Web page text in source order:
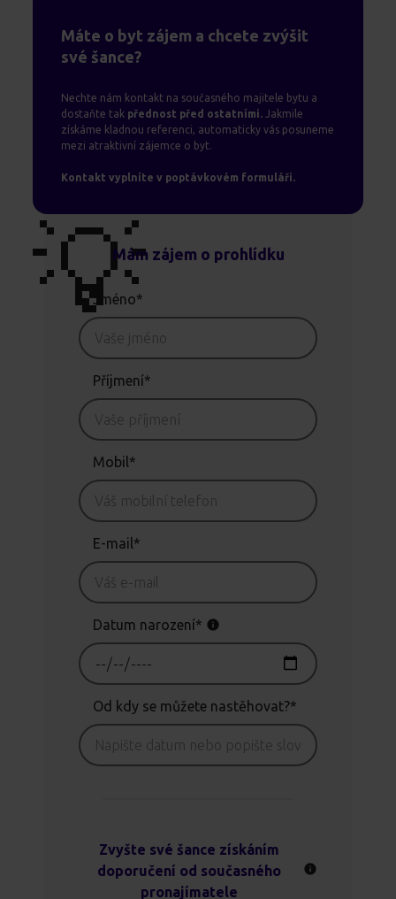
Máte o byt zájem a chcete zvýšit
své šance?
Nechte nám kontakt na současného majitele bytu a
dostaňte tak přednost před ostatními. Jakmile
získáme kladnou referenci, automaticky vás posuneme
mezi atraktivní zájemce o byt.
Kontakt vyplníte v poptávkovém formuláři.
💡Mám zájem o prohlídku
Jméno*
Příjmení*
Mobil*
E-mail*
Datum narození*
Od kdy se můžete nastěhovat?*
Zvyšte své šance získáním
doporučení od současného
pronajímatele